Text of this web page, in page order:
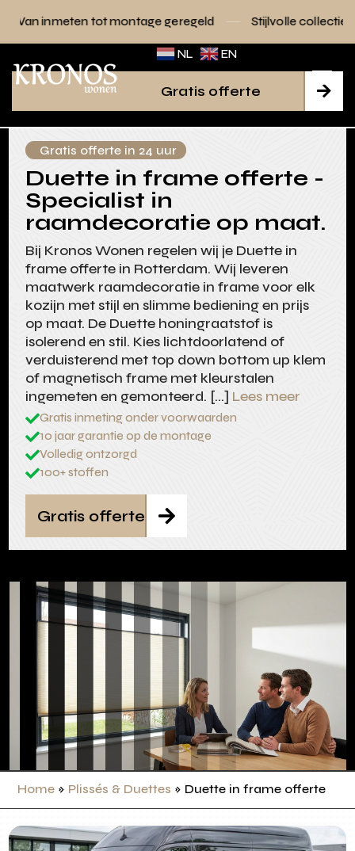
montage geregeld Stijlvolle collecties voor elk interieur
NL EN

Gratis offerte
Gratis offerte in 24 uur
Duette in frame offerte -
Specialist in
raamdecoratie op maat.
Bij Kronos Wonen regelen wij je Duette in
frame offerte in Rotterdam. Wij leveren
maatwerk raamdecoratie in frame voor elk
kozijn met stijl en slimme bediening en prijs
op maat. De Duette honingraatstof is
isolerend en stil. Kies lichtdoorlatend of
verduisterend met top down bottom up klem
of magnetisch frame met kleurstalen
ingemeten en gemonteerd. […] Lees meer
Gratis inmeting onder voorwaarden
10 jaar garantie op de montage
Volledig ontzorgd
100+ stoffen

Gratis offerte
Home » Plissés & Duettes » Duette in frame offerte